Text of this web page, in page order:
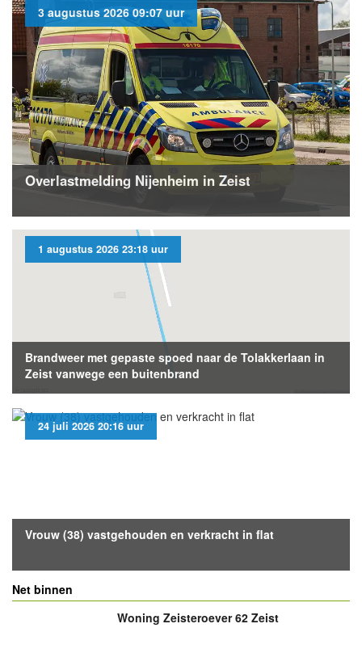
3 augustus 2026 09:07 uur
Overlastmelding Nijenheim in Zeist
1 augustus 2026 23:18 uur
Brandweer met gepaste spoed naar de Tolakkerlaan in
Zeist vanwege een buitenbrand
24 juli 2026 20:16 uur
Vrouw (38) vastgehouden en verkracht in flat
Net binnen
Woning Zeisteroever 62 Zeist